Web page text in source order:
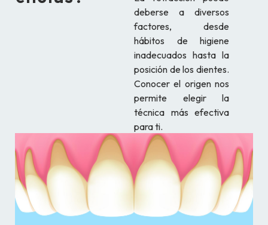
deberse a diversos
factores, desde
hábitos de higiene
inadecuados hasta la
posición de los dientes.
Conocer el origen nos
permite elegir la
técnica más efectiva
para ti.